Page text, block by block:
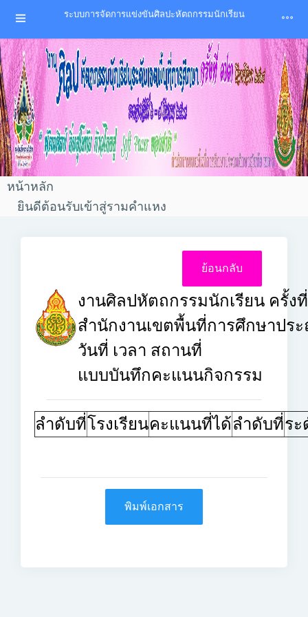
ระบบการจัดการแข่งขันศิลปะหัตถกรรมนักเรียน
หน้าหลัก
ยินดีต้อนรับเข้าสู่รามคำแหง
งานศิลปหัตถกรรมนักเรียน ครั้ง
สำนักงานเขตพื้นที่การศึกษาปร
วันที่ เวลา สถานที่
แบบบันทึกคะแนนกิจกรรม
ลำดับที่โรงเรียนคะแนนที่ได้ลำดับที่ระ